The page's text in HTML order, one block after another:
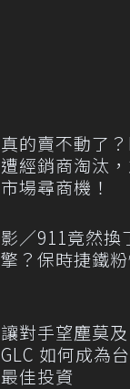
真的賣不動了
遭經銷商淘汰
市場尋商機！
影／911竟然換
擎？保時捷鐵粉
讓對手望塵莫
GLC 如何成為
最佳投資